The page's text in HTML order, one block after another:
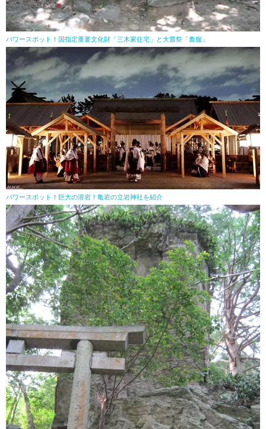
パワースポット！国指定重要文化財「三木家住宅」と大嘗祭「麁服」
パワースポット！巨大の溶岩！亀岩の立岩神社を紹介